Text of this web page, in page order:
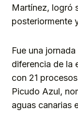
Martínez, logró
posteriormente
Fue una
diferencia de la
con 21
Picudo Azul,
aguas canarias